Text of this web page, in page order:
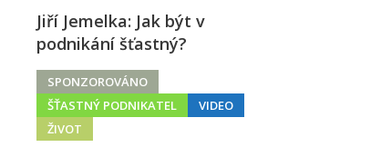
Jiří Jemelka: Jak být v
podnikání šťastný?
SPONZOROVÁNO
ŠŤASTNÝ PODNIKATEL
VIDEO
ŽIVOT